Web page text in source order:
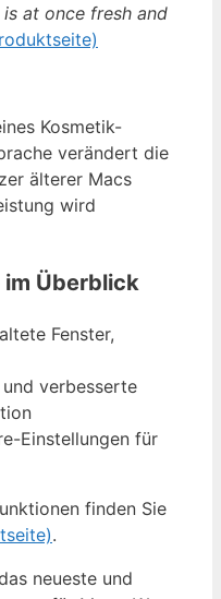
is at once fresh and
Kosmetik-
verändert die
älterer Macs
wird
im Überblick
Fenster,
verbesserte
Einstellungen für
finden Sie
.
neueste und